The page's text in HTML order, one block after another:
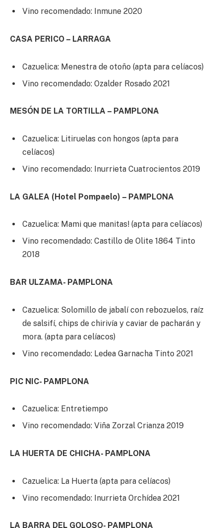
Vino recomendado: Inmune 2020
CASA PERICO – LARRAGA
Cazuelica: Menestra de otoño (apta para celíacos)
Vino recomendado: Ozalder Rosado 2021
MESÓN DE LA TORTILLA – PAMPLONA
Cazuelica: Litiruelas con hongos (apta para
celíacos)
Vino recomendado: Inurrieta Cuatrocientos 2019
LA GALEA (Hotel Pompaelo) – PAMPLONA
Cazuelica: Mami que manitas! (apta para celíacos)
Vino recomendado: Castillo de Olite 1864 Tinto
2018
BAR ULZAMA- PAMPLONA
Cazuelica: Solomillo de jabalí con rebozuelos, raíz
de salsifí, chips de chirivía y caviar de pacharán y
mora. (apta para celíacos)
Vino recomendado: Ledea Garnacha Tinto 2021
PIC NIC- PAMPLONA
Cazuelica: Entretiempo
Vino recomendado: Viña Zorzal Crianza 2019
LA HUERTA DE CHICHA- PAMPLONA
Cazuelica: La Huerta (apta para celíacos)
Vino recomendado: Inurrieta Orchídea 2021
LA BARRA DEL GOLOSO- PAMPLONA